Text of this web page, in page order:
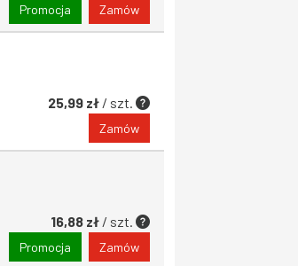
Promocja Zamów
25,99 zł / szt.
Zamów
16,88 zł / szt.
Promocja Zamów